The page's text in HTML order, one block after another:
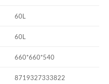
60L
60L
660*660*540
8719327333822